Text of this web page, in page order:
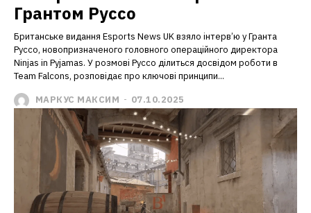
Грантом Руссо
Британське видання Esports News UK взяло інтерв’ю у Гранта
Руссо, новопризначеного головного операційного директора
Ninjas in Pyjamas. У розмові Руссо ділиться досвідом роботи в
Team Falcons, розповідає про ключові принципи...
МАРКУС МАКСИМ - 07.10.2025